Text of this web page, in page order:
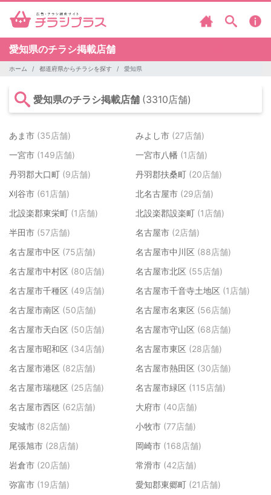
愛知県のチラシ掲載店舗
ホーム 都道府県からチラシを探す 愛知県
愛知県のチラシ掲載店舗 (3310店舗)
あま市 (35店舗) みよし市 (27店舗)
一宮市 (149店舗) 一宮市八幡 (1店舗)
丹羽郡大口町 (9店舗) 丹羽郡扶桑町 (20店舗)
刈谷市 (61店舗) 北名古屋市 (29店舗)
北設楽郡東栄町 (1店舗) 北設楽郡設楽町 (1店舗)
半田市 (57店舗) 名古屋市 (2店舗)
名古屋市中区 (75店舗) 名古屋市中川区 (88店舗)
名古屋市中村区 (80店舗) 名古屋市北区 (55店舗)
名古屋市千種区 (49店舗) 名古屋市千音寺土地区 (1店舗)
名古屋市南区 (50店舗) 名古屋市名東区 (56店舗)
名古屋市天白区 (50店舗) 名古屋市守山区 (68店舗)
名古屋市昭和区 (34店舗) 名古屋市東区 (28店舗)
名古屋市港区 (82店舗) 名古屋市熱田区 (30店舗)
名古屋市瑞穂区 (25店舗) 名古屋市緑区 (115店舗)
名古屋市西区 (62店舗) 大府市 (40店舗)
安城市 (82店舗) 小牧市 (77店舗)
尾張旭市 (28店舗) 岡崎市 (168店舗)
岩倉市 (20店舗) 常滑市 (42店舗)
弥富市 (19店舗) 愛知郡東郷町 (21店舗)